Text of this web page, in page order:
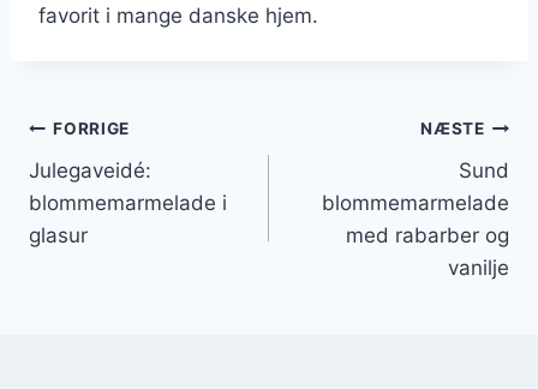
favorit i mange danske hjem.
Indlægsnavigation
FORRIGE
Julegaveidé:
blommemarmelade i
glasur
NÆSTE
Sund
blommemarmelade
med rabarber og
vanilje